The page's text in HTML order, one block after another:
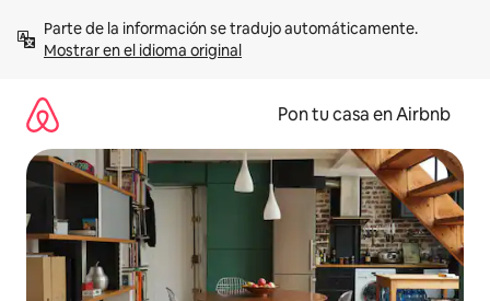
contenidoMostrar en el idioma original
Pon tu casa en Airbnb